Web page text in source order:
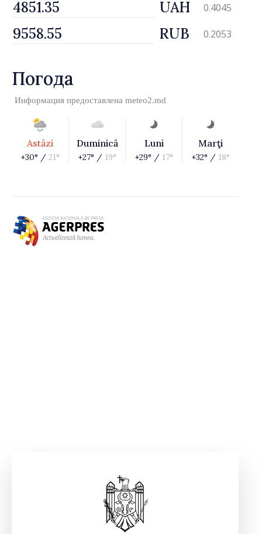
UAH 0.4045
RUB 0.2053
Погода
Информация предоставлена meteo2.md
Astăzi
+30° / 21°
Duminică
+27° / 19°
Luni
+29° / 17°
Marţi
+32° / 18°